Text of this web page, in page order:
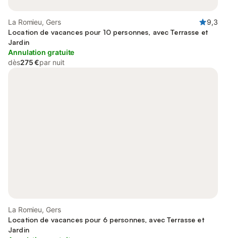
La Romieu, Gers
9,3
Location de vacances pour 10 personnes, avec Terrasse et
Jardin
Annulation gratuite
dès275 €par nuit
La Romieu, Gers
Location de vacances pour 6 personnes, avec Terrasse et
Jardin